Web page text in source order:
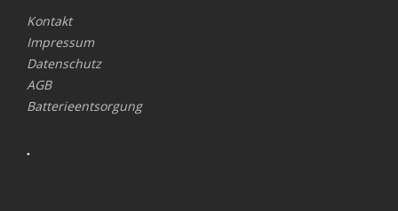
Kontakt
Impressum
Datenschutz
AGB
Batterieentsorgung
.